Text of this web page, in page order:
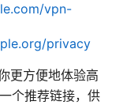
vpn-
privacy
更方便地体验高
个推荐链接，供